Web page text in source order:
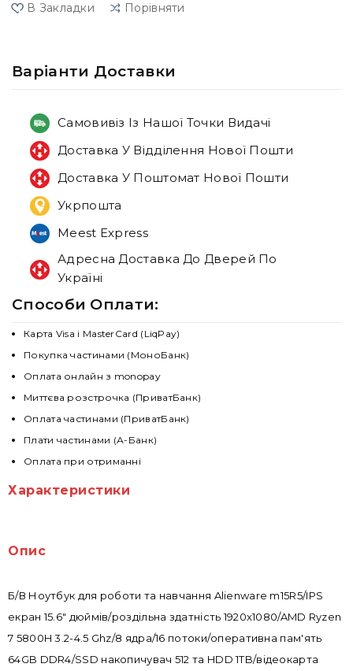
В Закладки Порівняти
Варiанти Доставки
Самовивіз Із Нашої Точки Видачі
Доставка У Відділення Нової Пошти
Доставка У Поштомат Нової Пошти
Укрпошта
Meest Express
Адресна Доставка До Дверей По
Україні
Способи Оплати:
Карта Visa і MasterCard (LiqPay)
Покупка частинами (МоноБанк)
Оплата онлайн з monopay
Миттєва розстрочка (ПриватБанк)
Оплата частинами (ПриватБанк)
Плати частинами (А-Банк)
Оплата при отриманні
Характеристики
Опис
Б/В Ноутбук для роботи та навчання Alienware m15R5/IPS
екран 15.6" дюймів/роздільна здатність 1920x1080/AMD Ryzen
7 5800H 3.2-4.5 Ghz/8 ядра/16 потоки/оперативна пам'ять
64GB DDR4/SSD накопичувач 512 та HDD 1TB/відеокарта